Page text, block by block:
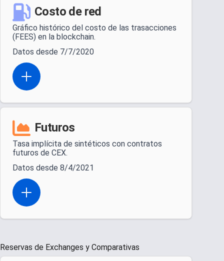
Costo de red
Gráfico histórico del costo de las trasacciones
(FEES) en la blockchain.
Datos desde 7/7/2020
Open actions menu
Futuros
Tasa implícita de sintéticos con contratos
futuros de CEX.
Datos desde 8/4/2021
Open actions menu
Reservas de Exchanges y Comparativas